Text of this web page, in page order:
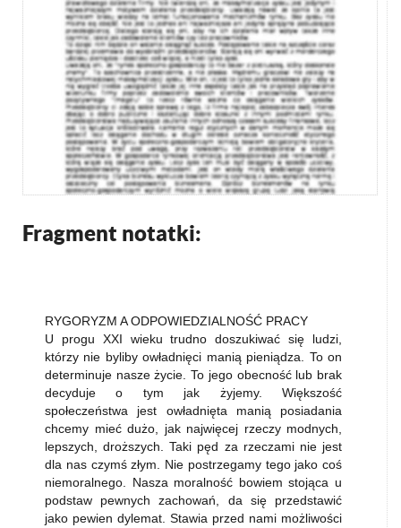
Fragment notatki:
RYGORYZM A ODPOWIEDZIALNOŚĆ PRACY
U progu XXI wieku trudno doszukiwać się ludzi,
którzy nie byliby owładnięci manią pieniądza. To on
determinuje nasze życie. To jego obecność lub brak
decyduje o tym jak żyjemy. Większość
społeczeństwa jest owładnięta manią posiadania
chcemy mieć dużo, jak najwięcej rzeczy modnych,
lepszych, droższych. Taki pęd za rzeczami nie jest
dla nas czymś złym. Nie postrzegamy tego jako coś
niemoralnego. Nasza moralność bowiem stojąca u
podstaw pewnych zachowań, da się przedstawić
jako pewien dylemat. Stawia przed nami możliwości